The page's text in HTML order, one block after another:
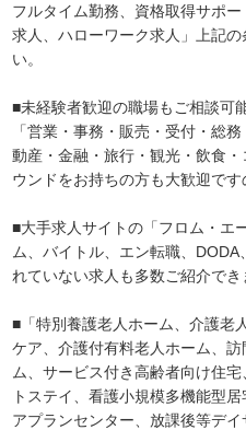
フルタイム勤務、資格取得サポ
求人、ハローワーク求人」上記
い。
■未経験者歓迎の職場もご相談可
「営業・事務・販売・受付・総
動産・金融・旅行・観光・飲食
ウンドをお持ちの方も大歓迎です
■大手求人サイトの「フロム・エ
ム、バイトル、エン転職、
れていない求人も多数ご紹介でき
■「特別養護老人ホーム、介護老
ケア、介護付有料老人ホーム、
ム、サービス付き高齢者向け住
トステイ、看護小規模多機能型
アプランセンター、放課後等デ